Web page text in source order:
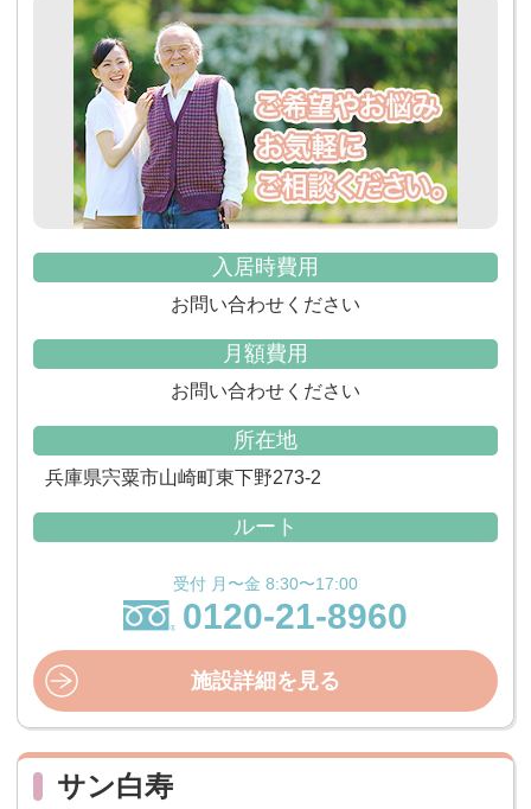
入居時費用
お問い合わせください
月額費用
お問い合わせください
所在地
兵庫県宍粟市山崎町東下野273-2
ルート
受付 月〜金 8:30〜17:00
0120-21-8960
施設詳細を見る
サン白寿